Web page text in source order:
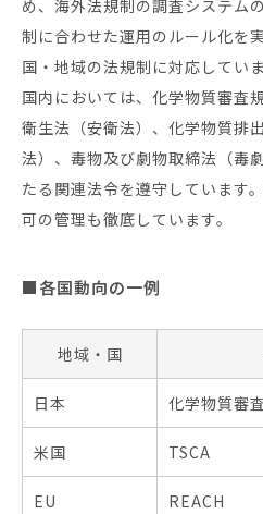
め、海外法規制の調査システム
制に合わせた運用のルール化を
国・地域の法規制に対応していま
国内においては、化学物質審査
衛生法（安衛法）、化学物質排
法）、毒物及び劇物取締法（毒
たる関連法令を遵守しています
可の管理も徹底しています。
■各国動向の一例
地域・国
日本 化学物質審
米国 TSCA
EU REACH